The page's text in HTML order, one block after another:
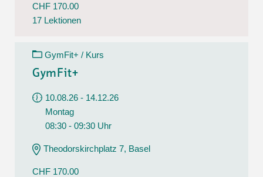
CHF 170.00
17 Lektionen
GymFit+ / Kurs
GymFit+
10.08.26 - 14.12.26
Montag
08:30 - 09:30 Uhr
Theodorskirchplatz 7, Basel
CHF 170.00